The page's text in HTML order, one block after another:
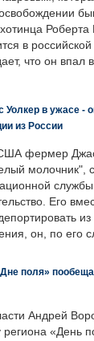
в
что он впал в
в ужасе -
из России
фермер
молочник",
Его
из
он, по его
поля»
Андрей
региона «День